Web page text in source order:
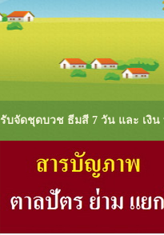
รับจัดชุดบวช ธีมสี 7 วัน และ เงิน